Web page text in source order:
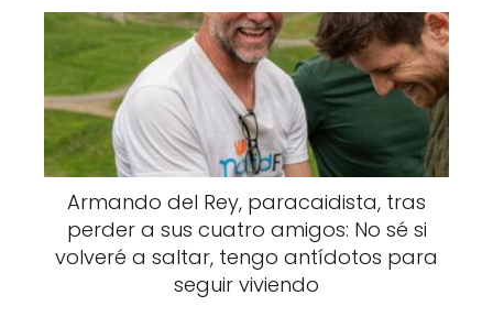
Armando del Rey, paracaidista, tras
perder a sus cuatro amigos: No sé si
volveré a saltar, tengo antídotos para
seguir viviendo